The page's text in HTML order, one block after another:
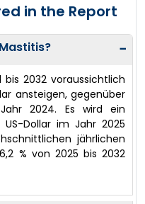
in the Report
−
2032 voraussichtlich
ansteigen, gegenüber
2024. Es wird ein
Dollar im Jahr 2025
jährlichen
% von 2025 bis 2032